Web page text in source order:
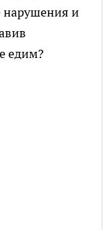
нарушения и
едим?